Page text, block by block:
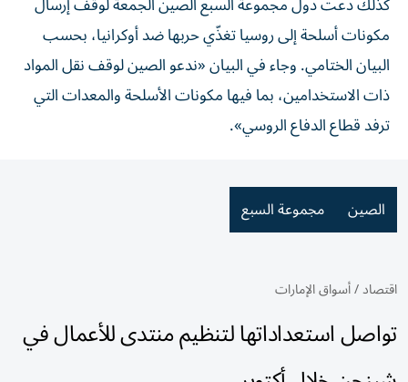
مكونات أسلحة إلى روسيا تغذّي حربها ضد أوكرانيا، بحسب
البيان الختامي. وجاء في البيان «ندعو الصين لوقف نقل المواد
ذات الاستخدامين، بما فيها مكونات الأسلحة والمعدات التي
ترفد قطاع الدفاع الروسي».
الصين مجموعة السبع
اقتصاد/أسواق الإمارات
تواصل استعداداتها لتنظيم منتدى للأعمال في